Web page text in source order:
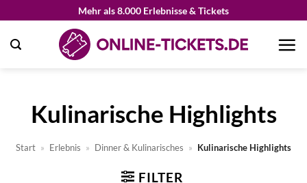
springen
Mehr als 8.000 Erlebnisse & Tickets
Kulinarische Highlights
Start » Erlebnis » Dinner & Kulinarisches » Kulinarische Highlights
FILTER